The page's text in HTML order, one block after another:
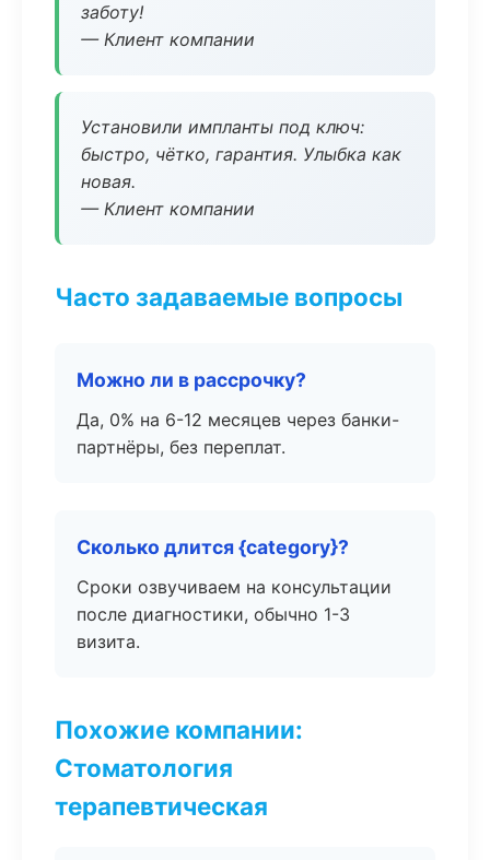
заботу!
— Клиент компании
Установили импланты под ключ:
быстро, чётко, гарантия. Улыбка как
новая.
— Клиент компании
Часто задаваемые вопросы
Можно ли в рассрочку?
Да, 0% на 6-12 месяцев через банки-
партнёры, без переплат.
Сколько длится {category}?
Сроки озвучиваем на консультации
после диагностики, обычно 1-3
визита.
Похожие компании:
Стоматология
терапевтическая